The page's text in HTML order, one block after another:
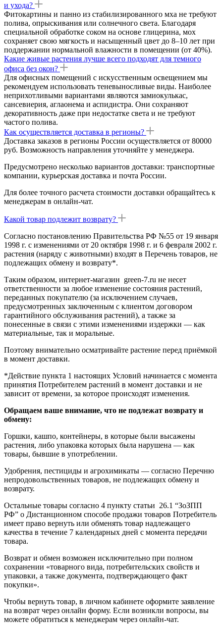
и ухода?
Фитокартины и панно из стабилизированного мха не требуют
полива, опрыскивания или солнечного света. Благодаря
специальной обработке соком на основе глицерина, мох
сохраняет свою мягкость и насыщенный цвет до 8–10 лет при
поддержании нормальной влажности в помещении (от 40%).
Какие живые растения лучше всего подходят для темного
офиса без окон?
Для офисных помещений с искусственным освещением мы
рекомендуем использовать теневыносливые виды. Наиболее
неприхотливыми вариантами являются замиокулькас,
сансевиерия, аглаонема и аспидистра. Они сохраняют
декоративность даже при недостатке света и не требуют
частого полива.
Как осуществляется доставка в регионы?
Доставка заказов в регионы России осуществляется от 80000
руб. Возможность направления уточняйте у менеджера.
Предусмотрено несколько вариантов доставки: транспортные
компании, курьерская доставка и почта России.
Для более точного расчета стоимости доставки обращайтесь к
менеджерам в онлайн-чат.
Какой товар подлежит возврату?
Согласно постановлению Правительства РФ №55 от 19 января
1998 г. с изменениями от 20 октября 1998 г. и 6 февраля 2002 г.
растения (наряду с животными) входят в Перечень товаров, не
подлежащих обмену и возврату*.
Таким образом, интернет-магазин green-7.ru не несет
ответственности за любое изменение состояния растений,
переданных покупателю (за исключением случаев,
предусмотренных заключенным с клиентом договором
гарантийного обслуживания растений), а также за
понесенные в связи с этими изменениями издержки — как
материальные, так и моральные.
Поэтому внимательно осматривайте растение перед приёмкой
в момент доставки.
*Действие пункта 1 настоящих Условий начинается с момента
принятия Потребителем растений в момент доставки и не
зависит от времени, за которое происходят изменения.
Обращаем ваше внимание, что не подлежат возврату и
обмену:
Горшки, кашпо, контейнеры, в которые были высажены
растения, либо упаковка которых была нарушена — как
товары, бывшие в употреблении.
Удобрения, пестициды и агрохимикаты — согласно Перечню
непродовольственных товаров, не подлежащих обмену и
возврату.
Остальные товары согласно 4 пункту статьи 26.1 “ЗоЗПП
РФ” о Дистанционном способе продажи товаров Потребитель
имеет право вернуть или обменять товар надлежащего
качества в течение 7 календарных дней с момента передачи
товара.
Возврат и обмен возможен исключительно при полном
сохранении «товарного вида, потребительских свойств и
упаковки, а также документа, подтверждающего факт
покупки».
Чтобы вернуть товар, в личном кабинете оформите заявление
на возврат через онлайн форму. Если возникли вопросы, вы
можете обратиться к менеджерам через онлайн-чат.